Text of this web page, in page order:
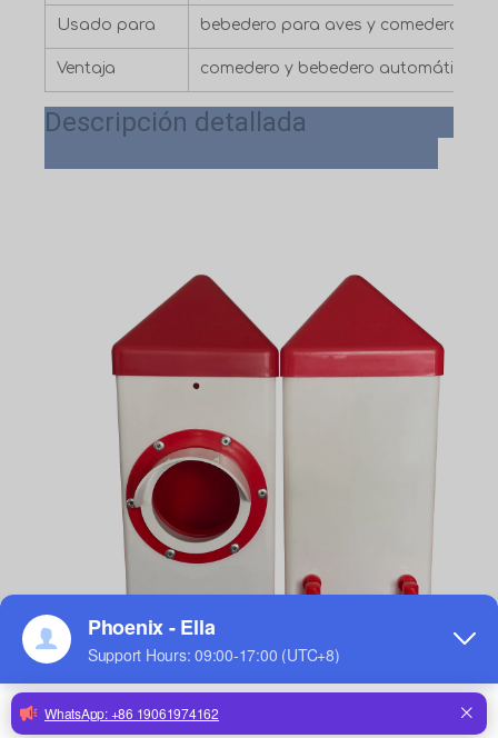
Usado para bebedero para aves y comedero
Ventaja comedero y bebedero automático
Descripción detallada